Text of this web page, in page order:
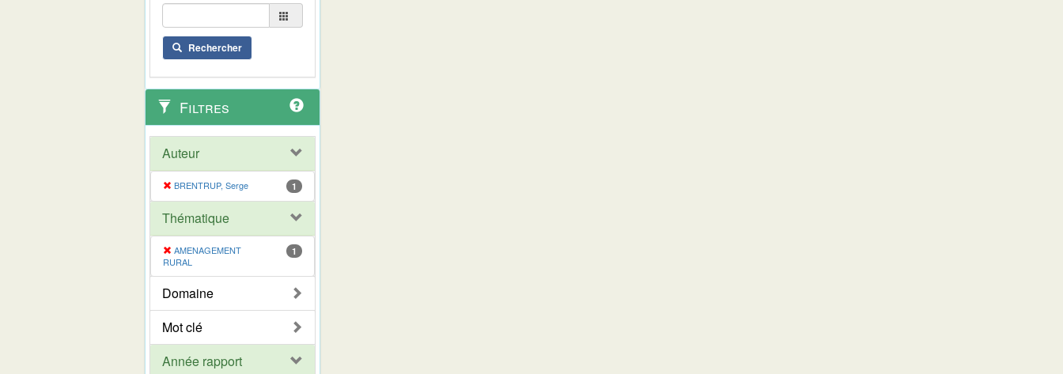
Rechercher
Filtres
Auteur
BRENTRUP, Serge 1
Thématique
AMENAGEMENT
RURAL
1
Domaine
Mot clé
Année rapport